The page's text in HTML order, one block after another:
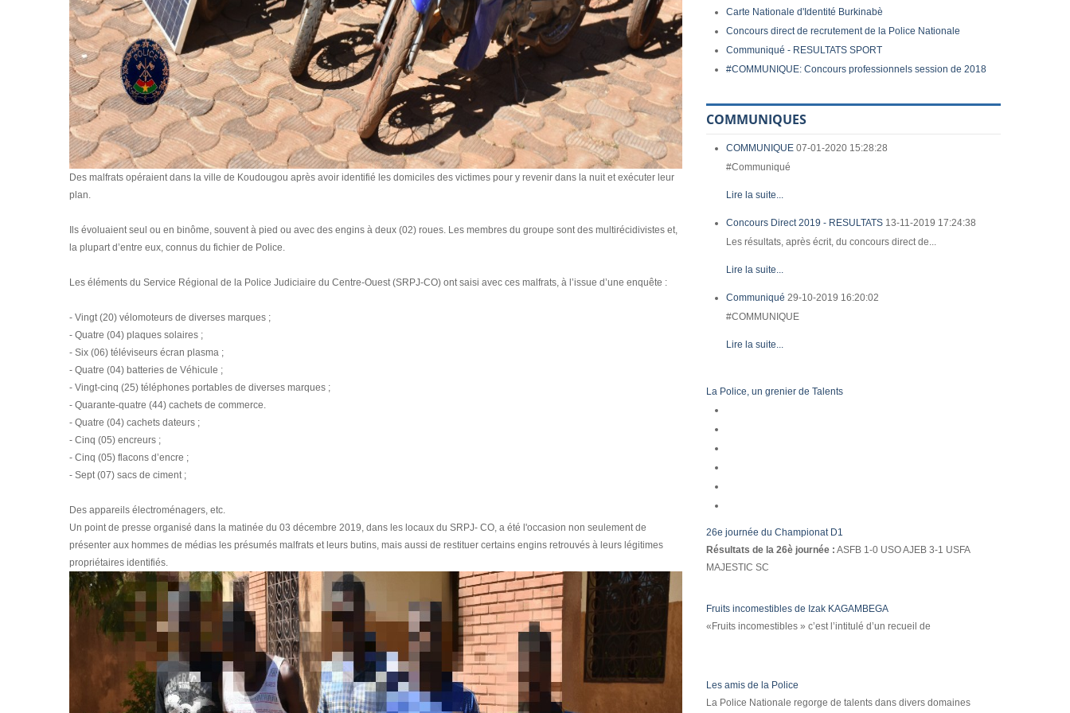
Des malfrats opéraient dans la ville de Koudougou après avoir identifié les domiciles des victimes pour y revenir dans la nuit et exécuter leur
plan.
Ils évoluaient seul ou en binôme, souvent à pied ou avec des engins à deux (02) roues. Les membres du groupe sont des multirécidivistes et,
la plupart d’entre eux, connus du fichier de Police.
Les éléments du Service Régional de la Police Judiciaire du Centre-Ouest (SRPJ-CO) ont saisi avec ces malfrats, à l’issue d’une enquête :
- Vingt (20) vélomoteurs de diverses marques ;
- Quatre (04) plaques solaires ;
- Six (06) téléviseurs écran plasma ;
- Quatre (04) batteries de Véhicule ;
- Vingt-cinq (25) téléphones portables de diverses marques ;
- Quarante-quatre (44) cachets de commerce.
- Quatre (04) cachets dateurs ;
- Cinq (05) encreurs ;
- Cinq (05) flacons d’encre ;
- Sept (07) sacs de ciment ;
Des appareils électroménagers, etc.
Un point de presse organisé dans la matinée du 03 décembre 2019, dans les locaux du SRPJ- CO, a été l'occasion non seulement de
présenter aux hommes de médias les présumés malfrats et leurs butins, mais aussi de restituer certains engins retrouvés à leurs légitimes
propriétaires identifiés.
Carte Nationale d'Identité Burkinabè
Concours direct de recrutement de la Police Nationale
Communiqué - RESULTATS SPORT
#COMMUNIQUE: Concours professionnels session de 2018
COMMUNIQUES
COMMUNIQUE 07-01-2020 15:28:28
#Communiqué
Lire la suite...
Concours Direct 2019 - RESULTATS 13-11-2019 17:24:38
Les résultats, après écrit, du concours direct de...
Lire la suite...
Communiqué 29-10-2019 16:20:02
#COMMUNIQUE
Lire la suite...
La Police, un grenier de Talents
26e journée du Championat D1
Résultats de la 26è journée : ASFB 1-0 USO AJEB 3-1 USFA
MAJESTIC SC
Fruits incomestibles de Izak KAGAMBEGA
«Fruits incomestibles » c’est l’intitulé d’un recueil de
Les amis de la Police
La Police Nationale regorge de talents dans divers domaines